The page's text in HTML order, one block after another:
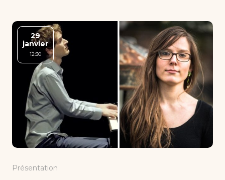
Nous soutenir
Candidater
29
janvier
12:30
Présentation